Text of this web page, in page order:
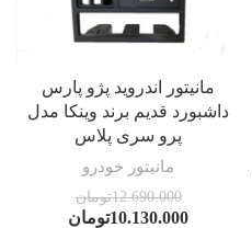
مانیتور اندروید پژو پارس
داشبورد قدیم برند وینکا مدل
پرو سری پلاس
مانیتور خودرو
12.690.000تومان
10.130.000تومان